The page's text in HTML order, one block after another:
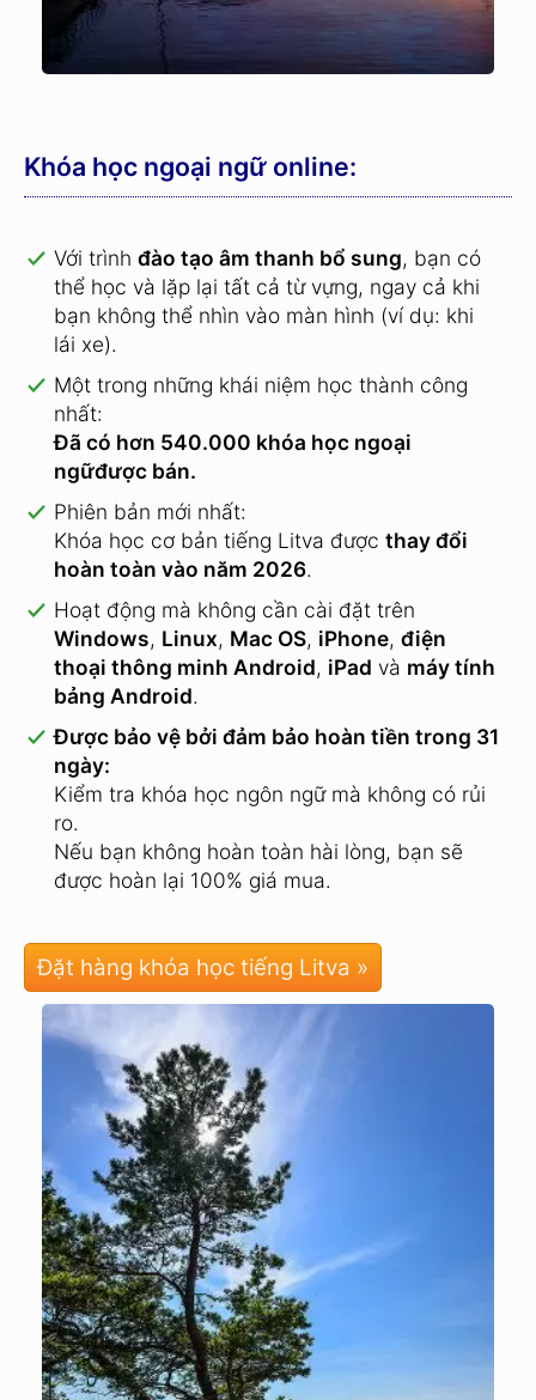
Khóa học ngoại ngữ online:
Với trình đào tạo âm thanh bổ sung, bạn có
thể học và lặp lại tất cả từ vựng, ngay cả khi
bạn không thể nhìn vào màn hình (ví dụ: khi
lái xe).
Một trong những khái niệm học thành công
nhất:
Đã có hơn 540.000 khóa học ngoại
ngữđược bán.
Phiên bản mới nhất:
Khóa học cơ bản tiếng Litva được thay đổi
hoàn toàn vào năm 2026.
Hoạt động mà không cần cài đặt trên
Windows, Linux, Mac OS, iPhone, điện
thoại thông minh Android, iPad và máy tính
bảng Android.
Được bảo vệ bởi đảm bảo hoàn tiền trong 31
ngày:
Kiểm tra khóa học ngôn ngữ mà không có rủi
ro.
Nếu bạn không hoàn toàn hài lòng, bạn sẽ
được hoàn lại 100% giá mua.
Đặt hàng khóa học tiếng Litva »